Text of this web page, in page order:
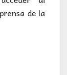
de la